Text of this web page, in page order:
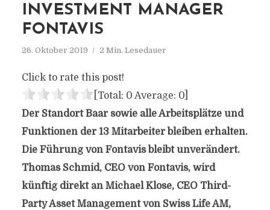
INVESTMENT MANAGER
FONTAVIS
26. Oktober 2019 2 Min. Lesedauer
Click to rate this post!
[Total: 0 Average: 0]
Der Standort Baar sowie alle Arbeitsplätze und
Funktionen der 13 Mitarbeiter bleiben erhalten.
Die Führung von Fontavis bleibt unverändert.
Thomas Schmid, CEO von Fontavis, wird
künftig direkt an Michael Klose, CEO Third-
Party Asset Management von Swiss Life AM,